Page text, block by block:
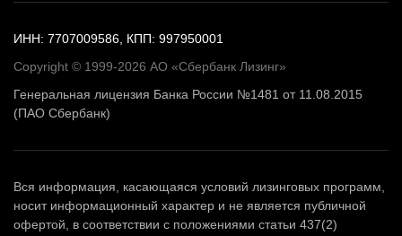
ИНН: 7707009586, КПП: 997950001
Copyright © 1999-2026 АО «Сбербанк Лизинг»
Генеральная лицензия Банка России №1481 от 11.08.2015
(ПАО Сбербанк)
Вся информация, касающаяся условий лизинговых программ,
носит информационный характер и не является публичной
офертой, в соответствии с положениями статьи 437(2)